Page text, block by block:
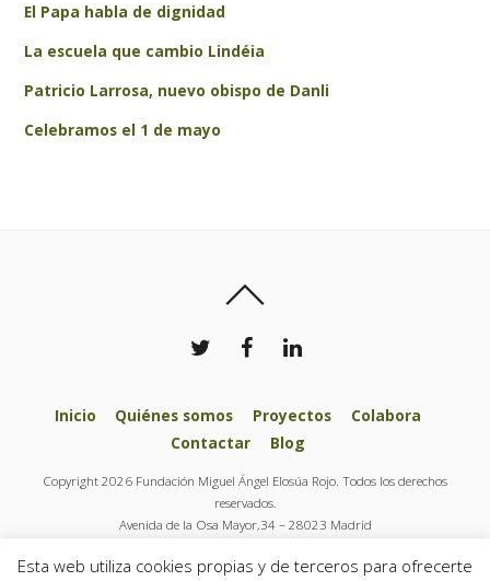
El Papa habla de dignidad
La escuela que cambio Lindéia
Patricio Larrosa, nuevo obispo de Danli
Celebramos el 1 de mayo
Inicio Quiénes somos Proyectos
Colabora
Contactar
Blog
Copyright 2026 Fundación Miguel Ángel Elosúa Rojo. Todos los derechos
reservados.
Avenida de la Osa Mayor,34 – 28023 Madrid
info@fundacionelosuarojo.org
Esta web utiliza cookies propias y de terceros para ofrecerte